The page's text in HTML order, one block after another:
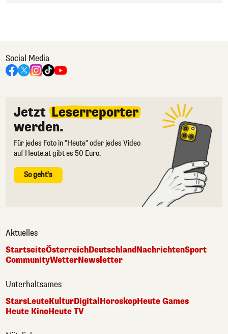
Social Media
Jetzt Leserreporter
werden.
Für jedes Foto in "Heute" oder jedes Video
auf Heute.at gibt es 50 Euro.
So geht's
Aktuelles
StartseiteÖsterreichDeutschlandNachrichtenSport
CommunityWetterNewsletter
Unterhaltsames
StarsLeuteKulturDigital HoroskopHeute Games
Heute KinoHeute TV